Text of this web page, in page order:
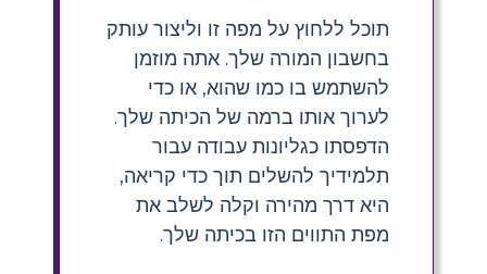
תוכל ללחוץ על מפה זו וליצור עותק
בחשבון המורה שלך. אתה מוזמן
להשתמש בו כמו שהוא, או כדי
לערוך אותו ברמה של הכיתה שלך.
הדפסתו כגליונות עבודה עבור
תלמידיך להשלים תוך כדי קריאה,
היא דרך מהירה וקלה לשלב את
מפת התווים הזו בכיתה שלך.